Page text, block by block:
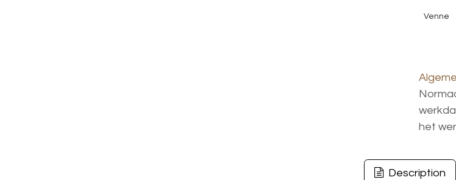
Venne
het
Description